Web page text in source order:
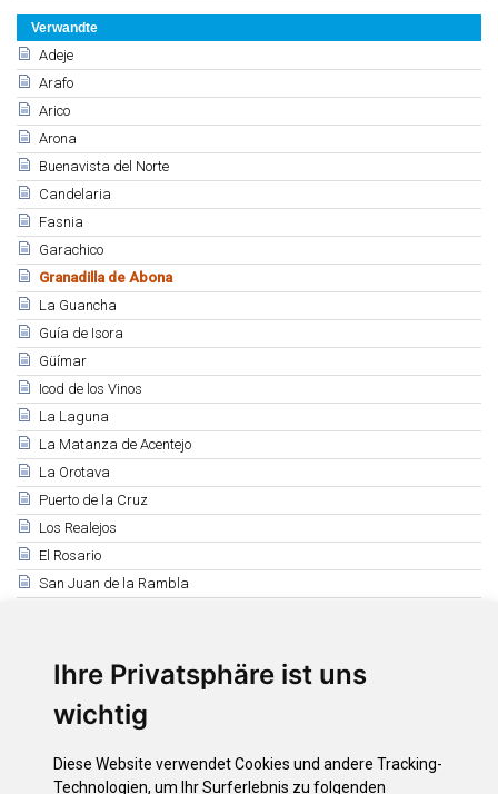
Ihre Privatsphäre ist uns
wichtig
Diese Website verwendet Cookies und andere Tracking-
Technologien, um Ihr Surferlebnis zu folgenden
Verwandte
Adeje
Arafo
Arico
Arona
Buenavista del Norte
Candelaria
Fasnia
Garachico
Granadilla de Abona
La Guancha
Guía de Isora
Güímar
Icod de los Vinos
La Laguna
La Matanza de Acentejo
La Orotava
Puerto de la Cruz
Los Realejos
El Rosario
San Juan de la Rambla
Santa Úrsula
El Sauzal
Tacoronte